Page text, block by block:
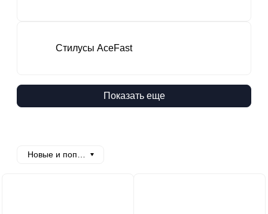
Стилусы AceFast
Показать еще
Новые и популярные